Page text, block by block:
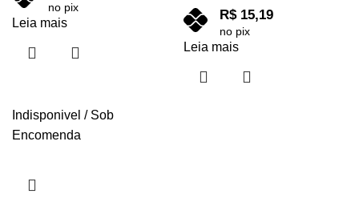
no pix
Leia mais
R$15,19
no pix
Leia mais
Indisponivel / Sob
Encomenda